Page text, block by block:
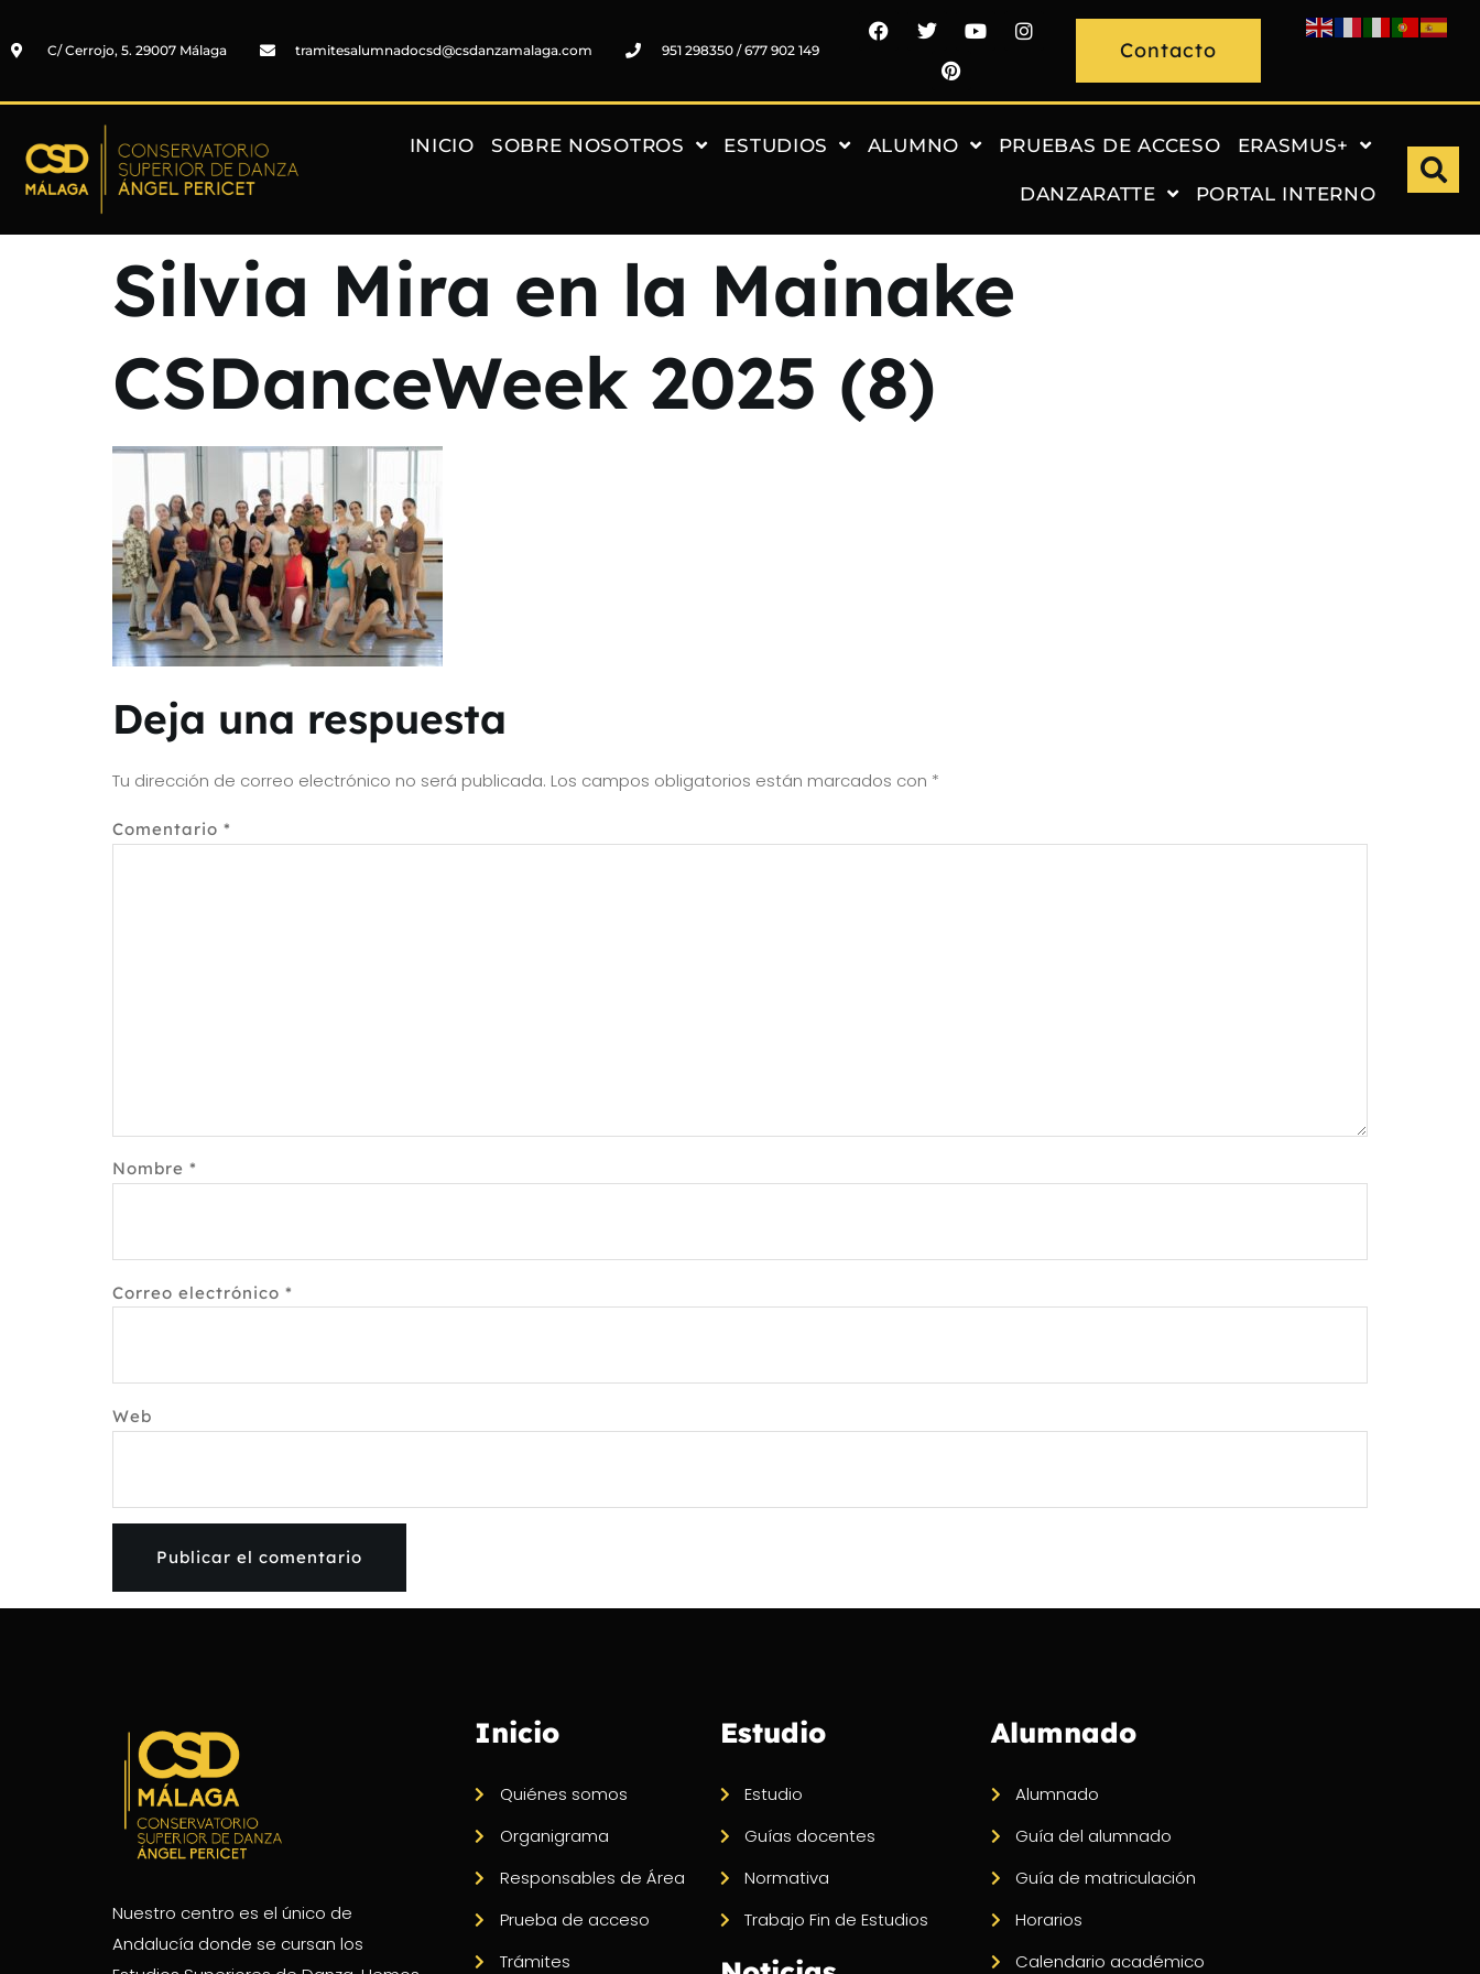
C/ Cerrojo, 5. 29007 Málaga tramitesalumnadocsd@csdanzamalaga.com 951 298350 / 677 902 149 Contacto
INICIO SOBRE NOSOTROS ESTUDIOS ALUMNO PRUEBAS DE ACCESO ERASMUS+
DANZARATTE PORTAL INTERNO
Silvia Mira en la Mainake
CSDanceWeek 2025 (8)
Deja una respuesta
Tu dirección de correo electrónico no será publicada. Los campos obligatorios están marcados con *
Comentario *
Nombre *
Correo electrónico *
Web
Nuestro centro es el único de
Andalucía donde se cursan los
Inicio
Quiénes somos
Organigrama
Responsables de Área
Prueba de acceso
Trámites
Estudio
Estudio
Guías docentes
Normativa
Trabajo Fin de Estudios
Alumnado
Alumnado
Guía del alumnado
Guía de matriculación
Horarios
Calendario académico